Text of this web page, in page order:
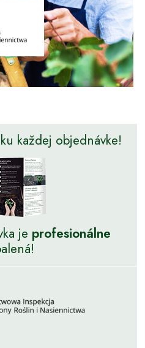
každej objednávke!
je profesionálne